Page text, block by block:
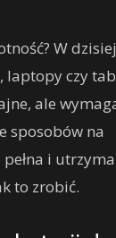
W
laptopy czy
ale
sposobów na
i
to zrobić.